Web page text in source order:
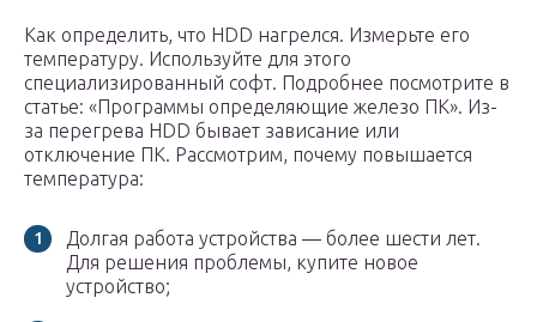
Как определить, что HDD нагрелся. Измерьте его
температуру. Используйте для этого
специализированный софт. Подробнее посмотрите в
статье: «Программы определяющие железо ПК». Из-
за перегрева HDD бывает зависание или
отключение ПК. Рассмотрим, почему повышается
температура:
Долгая работа устройства — более шести лет.
Для решения проблемы, купите новое
устройство;